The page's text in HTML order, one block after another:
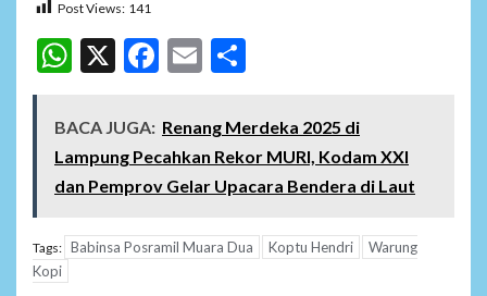
Post Views: 141
WhatsApp
X Facebook
Email
BACA JUGA: Renang Merdeka 2025 di
Lampung Pecahkan Rekor MURI, Kodam XXI
dan Pemprov Gelar Upacara Bendera di Laut
Tags: Babinsa Posramil Muara Dua Koptu Hendri
Warung
Kopi